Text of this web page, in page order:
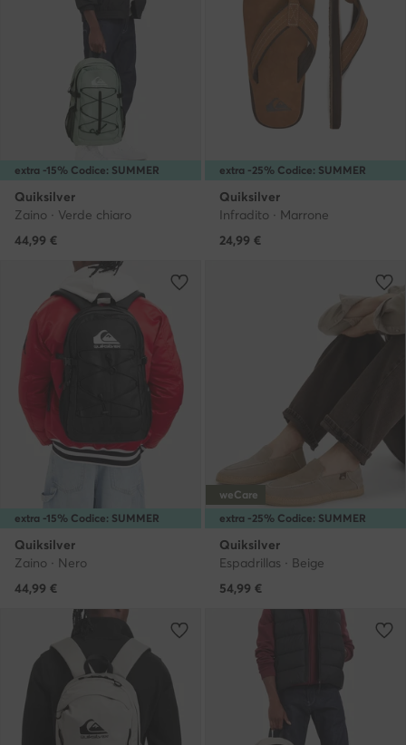
extra -15% Codice: SUMMER
Quiksilver
Zaino · Verde chiaro
44,99 €
extra -25% Codice: SUMMER
Quiksilver
Infradito · Marrone
24,99 €
extra -15% Codice: SUMMER
Quiksilver
Zaino · Nero
44,99 €
extra -25% Codice: SUMMER
weCare
Quiksilver
Espadrillas · Beige
54,99 €